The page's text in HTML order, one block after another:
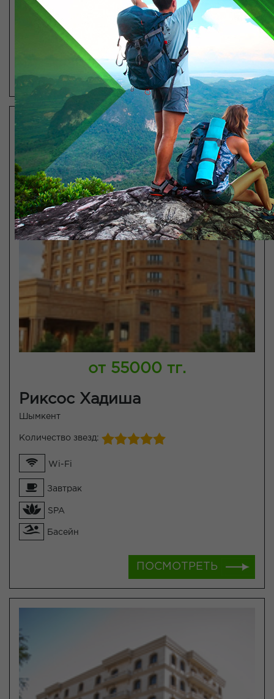
Wi-Fi
Завтрак
ПОСМОТРЕТЬ
от 55000 тг.
Риксос Хадиша
Шымкент
Количество звезд:
Wi-Fi
Завтрак
SPA
Басейн
ПОСМОТРЕТЬ